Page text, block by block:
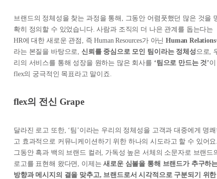
브랜드의 정체성을 찾는 과정을 통해, 그동안 어렴풋했던 많은 것을
확히 정의할 수 있었습니다. 사람과 조직의 더 나은 관계를 돕는다는
HR에 대한 새로운 관점, 즉 Human Resources가 아닌Human Relations
라는 본질을 바탕으로, 신뢰를 중심으로 모인 팀이라는 정체성으로,
리의 서비스를 통해 성장을 원하는 많은 회사를 ‘팀으로 만드는 것’이
flex의 궁극적인 목표라고 말이죠.
flex의 전신 Grape
달라진 로고 또한, ‘팀’이라는 우리의 정체성을 고객과 대중에게 명
고 효과적으로 커뮤니케이션하기 위한 하나의 시도라고 할 수 있어
그동안 흑과 백의 브랜드 컬러, 가독성 높은 서체의 소문자로 브랜드
로고를 표현해 왔다면, 이제는새로운 심볼을 통해 브랜드가 추구하
방향과 메시지의 결을 맞추고, 브랜드로서 시각적으로 구분되기 위한